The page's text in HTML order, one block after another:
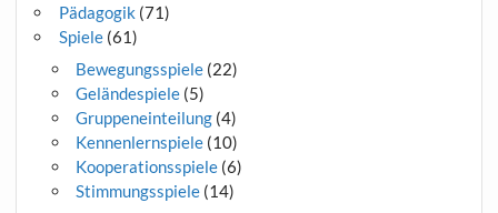
Pädagogik (71)
Spiele(61)
Bewegungsspiele(22)
Geländespiele(5)
Gruppeneinteilung(4)
Kennenlernspiele(10)
Kooperationsspiele(6)
Stimmungsspiele(14)